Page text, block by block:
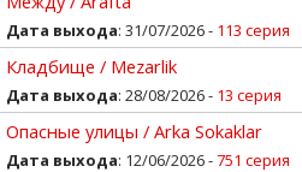
Дата выхода: 31/07/2026 - 113 серия
Кладбище / Mezarlik
Дата выхода: 28/08/2026 - 13 серия
Опасные улицы / Arka Sokaklar
Дата выхода: 12/06/2026 -751 серия